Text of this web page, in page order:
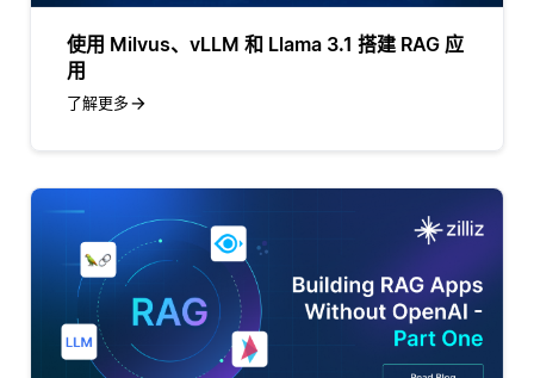
使用 Milvus、vLLM 和 Llama 3.1 搭建 RAG 应
用
了解更多